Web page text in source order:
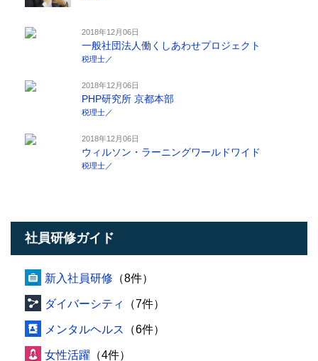
2018年12月06日
一般社団法人働くしあわせプロジェクト
税理士 ／
2018年12月06日
PHP研究所 京都本部
税理士 ／
2018年12月06日
ウィルソン・ラーニングワールドワイド
税理士 ／
社員研修ガイド
新入社員研修 （8件）
ダイバーシティ （7件）
メンタルヘルス （6件）
女性活躍 （4件）